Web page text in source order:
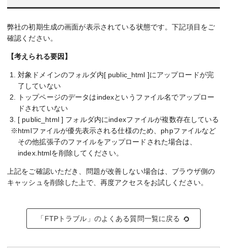
弊社の初期生成の画面が表示されている状態です。下記項目をご
確認ください。
【考えられる要因】
対象ドメインのフォルダ内[ public_html ]にアップロードが完
了していない
トップページのデータはindexというファイル名でアップロー
ドされていない
[ public_html ] フォルダ内にindexファイルが複数存在している
※htmlファイルが優先表示される仕様のため、phpファイルなど
その他拡張子のファイルをアップロードされた場合は、
index.htmlを削除してください。
上記をご確認いただき、問題が改善しない場合は、ブラウザ側の
キャッシュを削除した上で、再度アクセスをお試しください。
「FTPトラブル」のよくある質問一覧に戻る